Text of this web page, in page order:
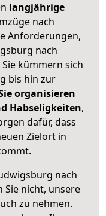
langjährige
nach
Anforderungen,
nach
kümmern sich
bis hin zur
organisieren
Habseligkeiten,
dafür, dass
Zielort in
nach
Sie nicht, unsere
zu nehmen.